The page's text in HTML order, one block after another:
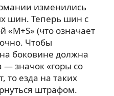
изменились
шин. Теперь шин с
(что означает
Чтобы
боковине должна
— значок «горы со
то езда на таких
штрафом.